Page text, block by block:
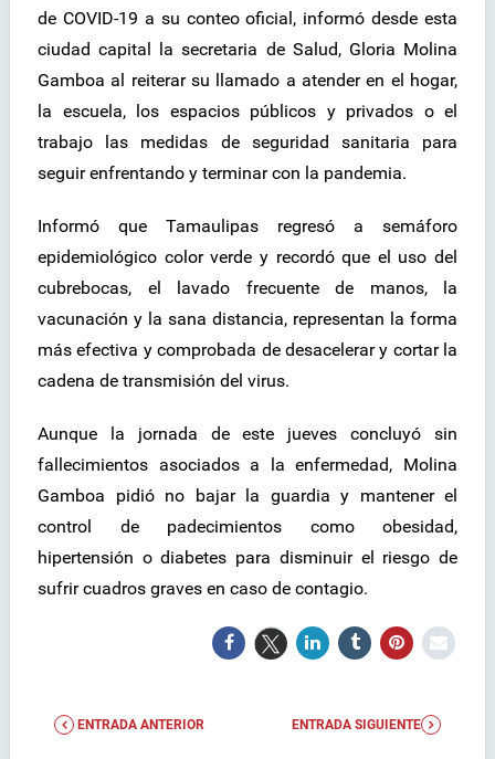
de COVID-19 a su conteo oficial, informó desde esta
ciudad capital la secretaria de Salud, Gloria Molina
Gamboa al reiterar su llamado a atender en el hogar,
la escuela, los espacios públicos y privados o el
trabajo las medidas de seguridad sanitaria para
seguir enfrentando y terminar con la pandemia.
Informó que Tamaulipas regresó a semáforo
epidemiológico color verde y recordó que el uso del
cubrebocas, el lavado frecuente de manos, la
vacunación y la sana distancia, representan la forma
más efectiva y comprobada de desacelerar y cortar la
cadena de transmisión del virus.
Aunque la jornada de este jueves concluyó sin
fallecimientos asociados a la enfermedad, Molina
Gamboa pidió no bajar la guardia y mantener el
control de padecimientos como obesidad,
hipertensión o diabetes para disminuir el riesgo de
sufrir cuadros graves en caso de contagio.
ENTRADA ANTERIOR ENTRADA SIGUIENTE